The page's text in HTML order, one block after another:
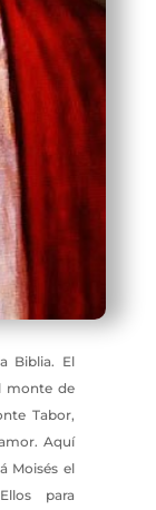
Biblia. El
monte de
Tabor,
Aquí
Moisés el
para